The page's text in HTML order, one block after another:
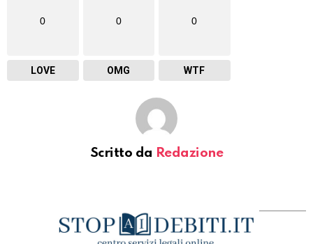
0
LOVE
0
OMG
0
WTF
Scritto da Redazione